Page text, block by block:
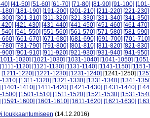
[41-50] [51-60] [61-70] [71-80] [81-90] [91-100]
180] [181-190] [191-200] [201-210] [211-220] [221-230]
300] [301-310] [311-320] [321-330] [331-340] [341-350]
420] [421-430] [431-440] [441-450] [451-460] [461-470]
540] [541-550] [551-560] [561-570] [571-580] [581-590]
660] [661-670] [671-680] [681-690] [691-700] [701-710]
780] [781-790] [791-800] [801-810] [811-820] [821-830]
900] [901-910] [911-920] [921-930] [931-940] [941-950]
1020] [1021-1030] [1031-1040] [1041-1050]
[1111-1120] [1121-1130] [1131-1140] [1141-1150] [1151-
[1211-1220] [1221-1230] [1231-1240] [1241-1250]
1310] [1311-1320] [1321-1330] [1331-1340] [1341-
[1401-1410] [1411-1420] [1421-1430] [1431-1440]
1500] [1501-1510] [1511-1520] [1521-1530] [1531-
[1591-1600] [1601-1610] [1611-1620] [1621-1630]
loukkaantumiseen (14.12.2016)